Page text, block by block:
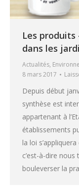
Les
dans les
Actualités,
8 mars 2017
Depuis début
synthèse est
appartenant à
établissements
la loi
c’est-à-dire
bouleverser la